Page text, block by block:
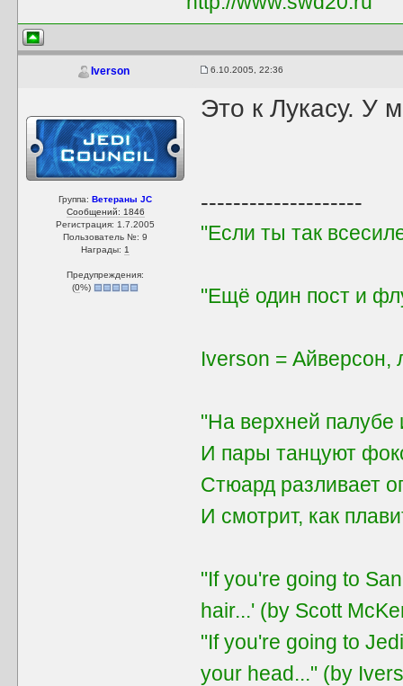
Iverson 6.10.2005, 22:36
Группа:Ветераны JC
Сообщений: 1846
Регистрация: 1.7.2005
Пользователь №: 9
Награды: 1
Предупреждения:
(0%)
Это к Лукасу. У
--------------------
"Если ты так
"Ещё один пост и
Iverson = Айверсон,
"На верхней палубе
И пары танцуют
Стюард разливает
И смотрит, как
"If you're going to
hair...' (by Scott
"If you're going to
your head..." (by